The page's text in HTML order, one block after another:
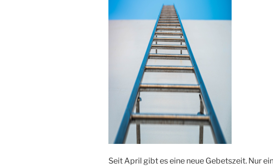
Seit April gibt es eine neue Gebetszeit. Nur